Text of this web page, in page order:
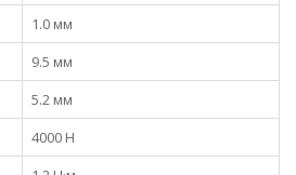
1.0 мм
9.5 мм
5.2 мм
4000 Н